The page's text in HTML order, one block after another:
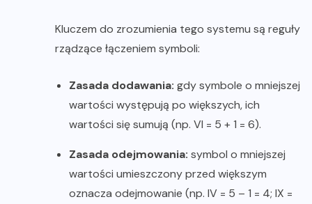
Kluczem do zrozumienia tego systemu są reguły
rządzące łączeniem symboli:
Zasada dodawania: gdy symbole o mniejszej
wartości występują po większych, ich
wartości się sumują (np. VI = 5 + 1 = 6).
Zasada odejmowania: symbol o mniejszej
wartości umieszczony przed większym
oznacza odejmowanie (np. IV = 5 – 1 = 4; IX =